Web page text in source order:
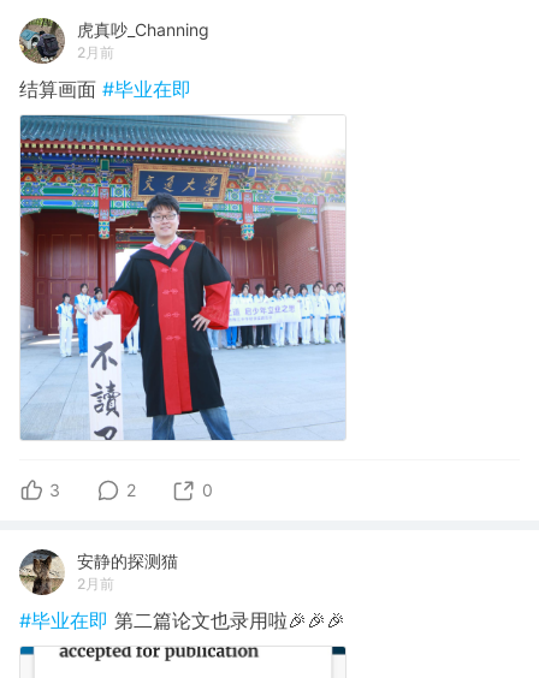
虎真吵_Channing
2月前
结算画面 #毕业在即
3 2 0
安静的探测猫
2月前
#毕业在即 第二篇论文也录用啦🎉🎉🎉